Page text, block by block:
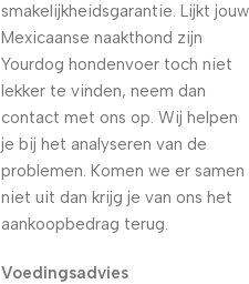
smakelijkheidsgarantie. Lijkt jouw
Mexicaanse naakthond zijn
Yourdog hondenvoer toch niet
lekker te vinden, neem dan
contact met ons op. Wij helpen
je bij het analyseren van de
problemen. Komen we er samen
niet uit dan krijg je van ons het
aankoopbedrag terug.
Voedingsadvies